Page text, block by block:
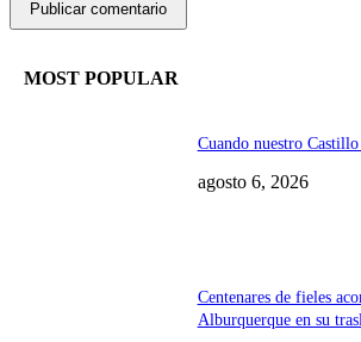
MOST POPULAR
Cuando nuestro
agosto 6, 2026
Centenares de fieles
Alburquerque en su